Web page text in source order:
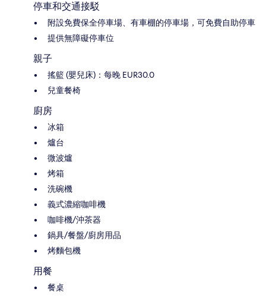
停車和交通接駁
附設免費保全停車場、有車棚的停車場，可免費自助停車
提供無障礙停車位
親子
搖籃 (嬰兒床)：每晚 EUR30.0
兒童餐椅
廚房
冰箱
爐台
微波爐
烤箱
洗碗機
義式濃縮咖啡機
咖啡機/沖茶器
鍋具/餐盤/廚房用品
烤麵包機
用餐
餐桌